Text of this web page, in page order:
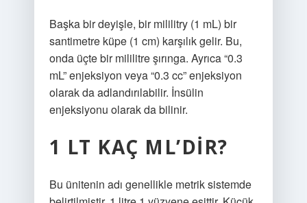
Başka bir deyişle, bir mililitry (1 mL) bir
santimetre küpe (1 cm) karşılık gelir. Bu,
onda üçte bir mililitre şırınga. Ayrıca “0.3
mL” enjeksiyon veya “0.3 cc” enjeksiyon
olarak da adlandırılabilir. İnsülin
enjeksiyonu olarak da bilinir.
1 LT KAÇ ML’DIR?
Bu ünitenin adı genellikle metrik sistemde